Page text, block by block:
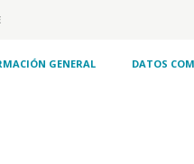
GENERAL DATOS